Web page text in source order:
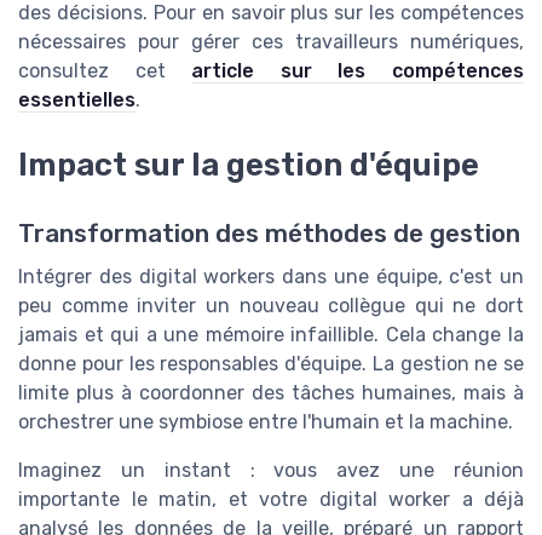
des décisions. Pour en savoir plus sur les compétences
nécessaires pour gérer ces travailleurs numériques,
consultez cet article sur les compétences
essentielles.
Impact sur la gestion d'équipe
Transformation des méthodes de gestion
Intégrer des digital workers dans une équipe, c'est un
peu comme inviter un nouveau collègue qui ne dort
jamais et qui a une mémoire infaillible. Cela change la
donne pour les responsables d'équipe. La gestion ne se
limite plus à coordonner des tâches humaines, mais à
orchestrer une symbiose entre l'humain et la machine.
Imaginez un instant : vous avez une réunion
importante le matin, et votre digital worker a déjà
analysé les données de la veille, préparé un rapport